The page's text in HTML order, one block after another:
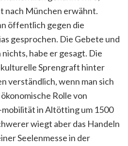
nach München erwähnt.
öffentlich gegen die
gesprochen. Die Gebete und
habe er gesagt. Die
kulturelle Sprengraft hinter
verständlich, wenn man sich
Rolle von
in Altötting um 1500
wiegt aber das Handeln
Seelenmesse in der